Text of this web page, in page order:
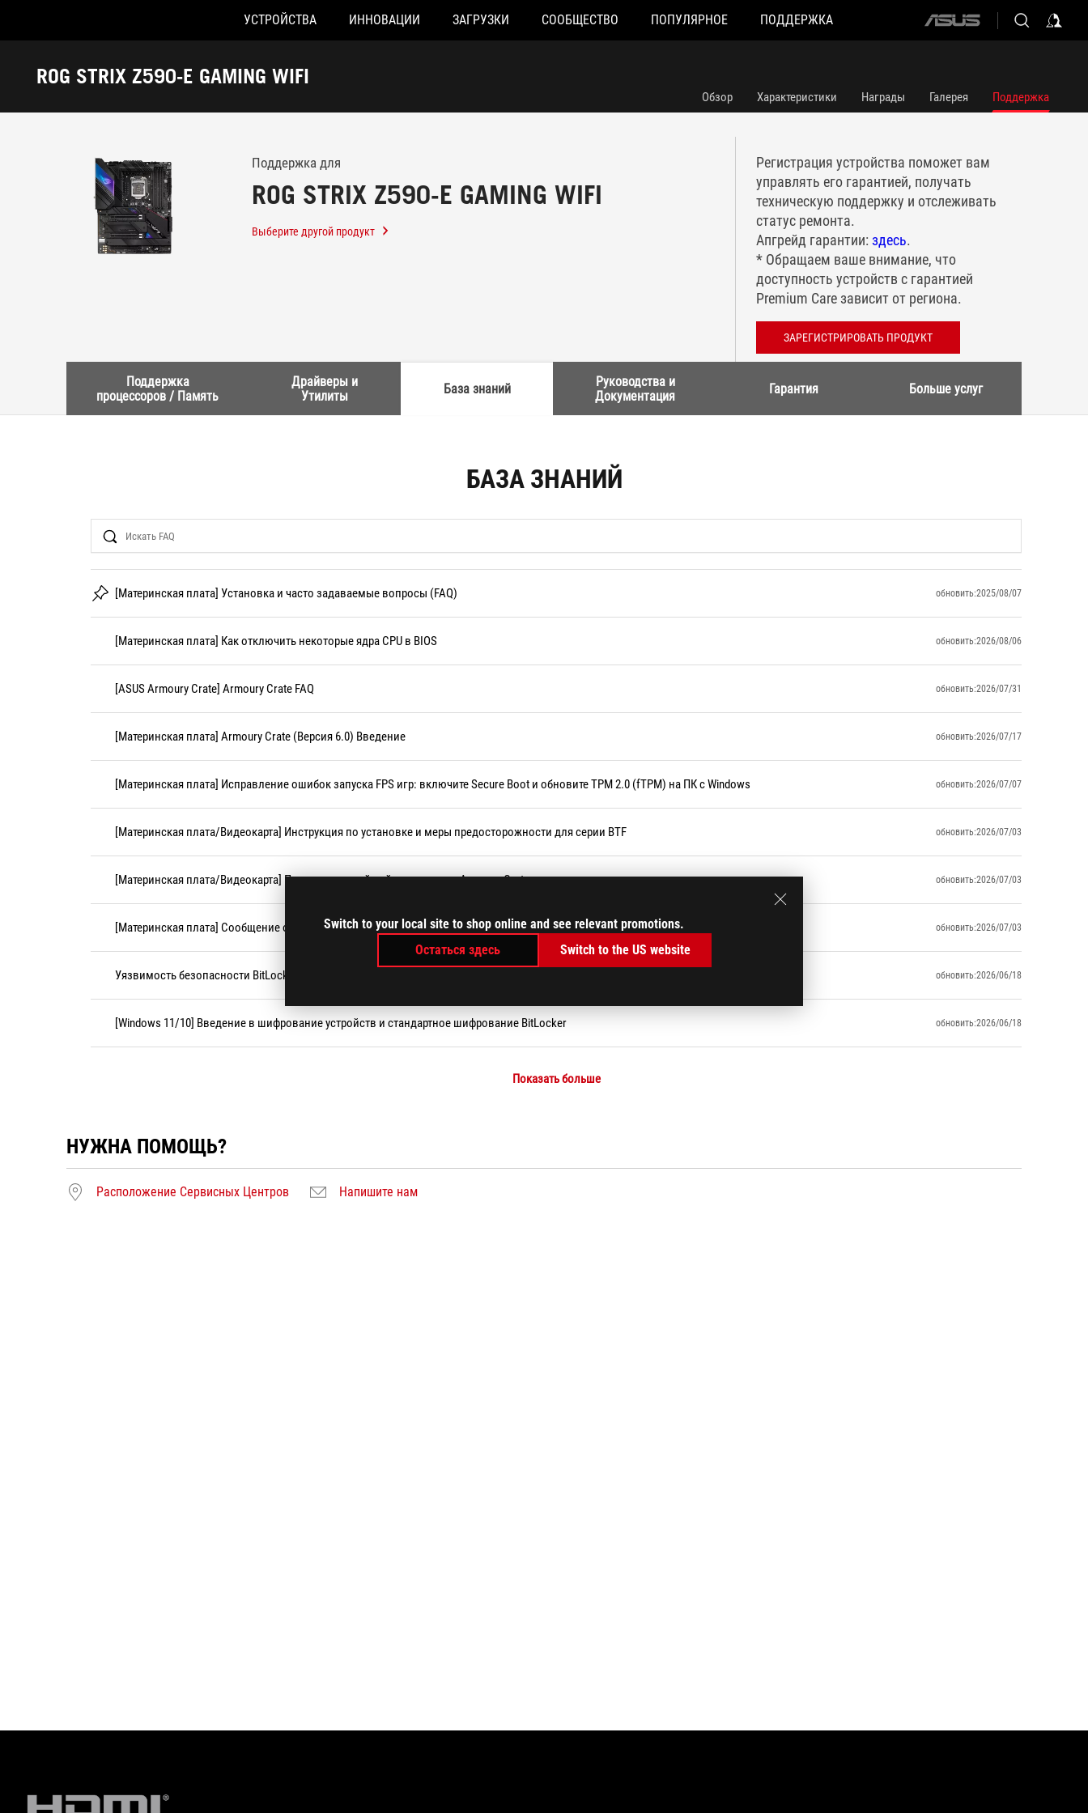
Switch to your local site to shop online and see relevant promotions.
Остаться здесь
Switch to the US website
Accessibility links
УСТРОЙСТВА ИННОВАЦИИ ЗАГРУЗКИ СООБЩЕСТВО ПОПУЛЯРНОЕ ПОДДЕРЖКА
ASUS
ROG STRIX Z590-E GAMING WIFI
Поддержка
Обзор Характеристики Награды Галерея Поддержка
Поддержка для
ROG STRIX Z590-E GAMING WIFI
Выберите другой продукт
Регистрация устройства поможет вам
управлять его гарантией, получать
техническую поддержку и отслеживать
статус ремонта.
Апгрейд гарантии: здесь.
* Обращаем ваше внимание, что
доступность устройств с гарантией
Premium Care зависит от региона.
ЗАРЕГИСТРИРОВАТЬ ПРОДУКТ
Поддержка
процессоров / Память
Драйверы и
Утилиты
База знаний
Руководства и
Документация
Гарантия Больше услуг
БАЗА ЗНАНИЙ
Search
[Материнская плата] Установка и часто задаваемые вопросы (FAQ) обновить:2025/08/07
[Материнская плата] Как отключить некоторые ядра CPU в BIOS обновить:2026/08/06
[ASUS Armoury Crate] Armoury Crate FAQ обновить:2026/07/31
[Материнская плата] Armoury Crate (Версия 6.0) Введение обновить:2026/07/17
[Материнская плата] Исправление ошибок запуска FPS игр: включите Secure Boot и обновите TPM 2.0 (fTPM) на ПК с Windows обновить:2026/07/07
[Материнская плата/Видеокарта] Инструкция по установке и меры предосторожности для серии BTF обновить:2026/07/03
[Материнская плата/Видеокарта] Проверить серийный номер через Armoury Crate обновить:2026/07/03
[Материнская плата] Сообщение о необходимости обновления BIOS при запуске Call of Duty обновить:2026/07/03
Уязвимость безопасности BitLocker (CVE-2026-45585) обновить:2026/06/18
[Windows 11/10] Введение в шифрование устройств и стандартное шифрование BitLocker обновить:2026/06/18
Показать больше
НУЖНА ПОМОЩЬ?
Расположение Сервисных Центров Напишите нам